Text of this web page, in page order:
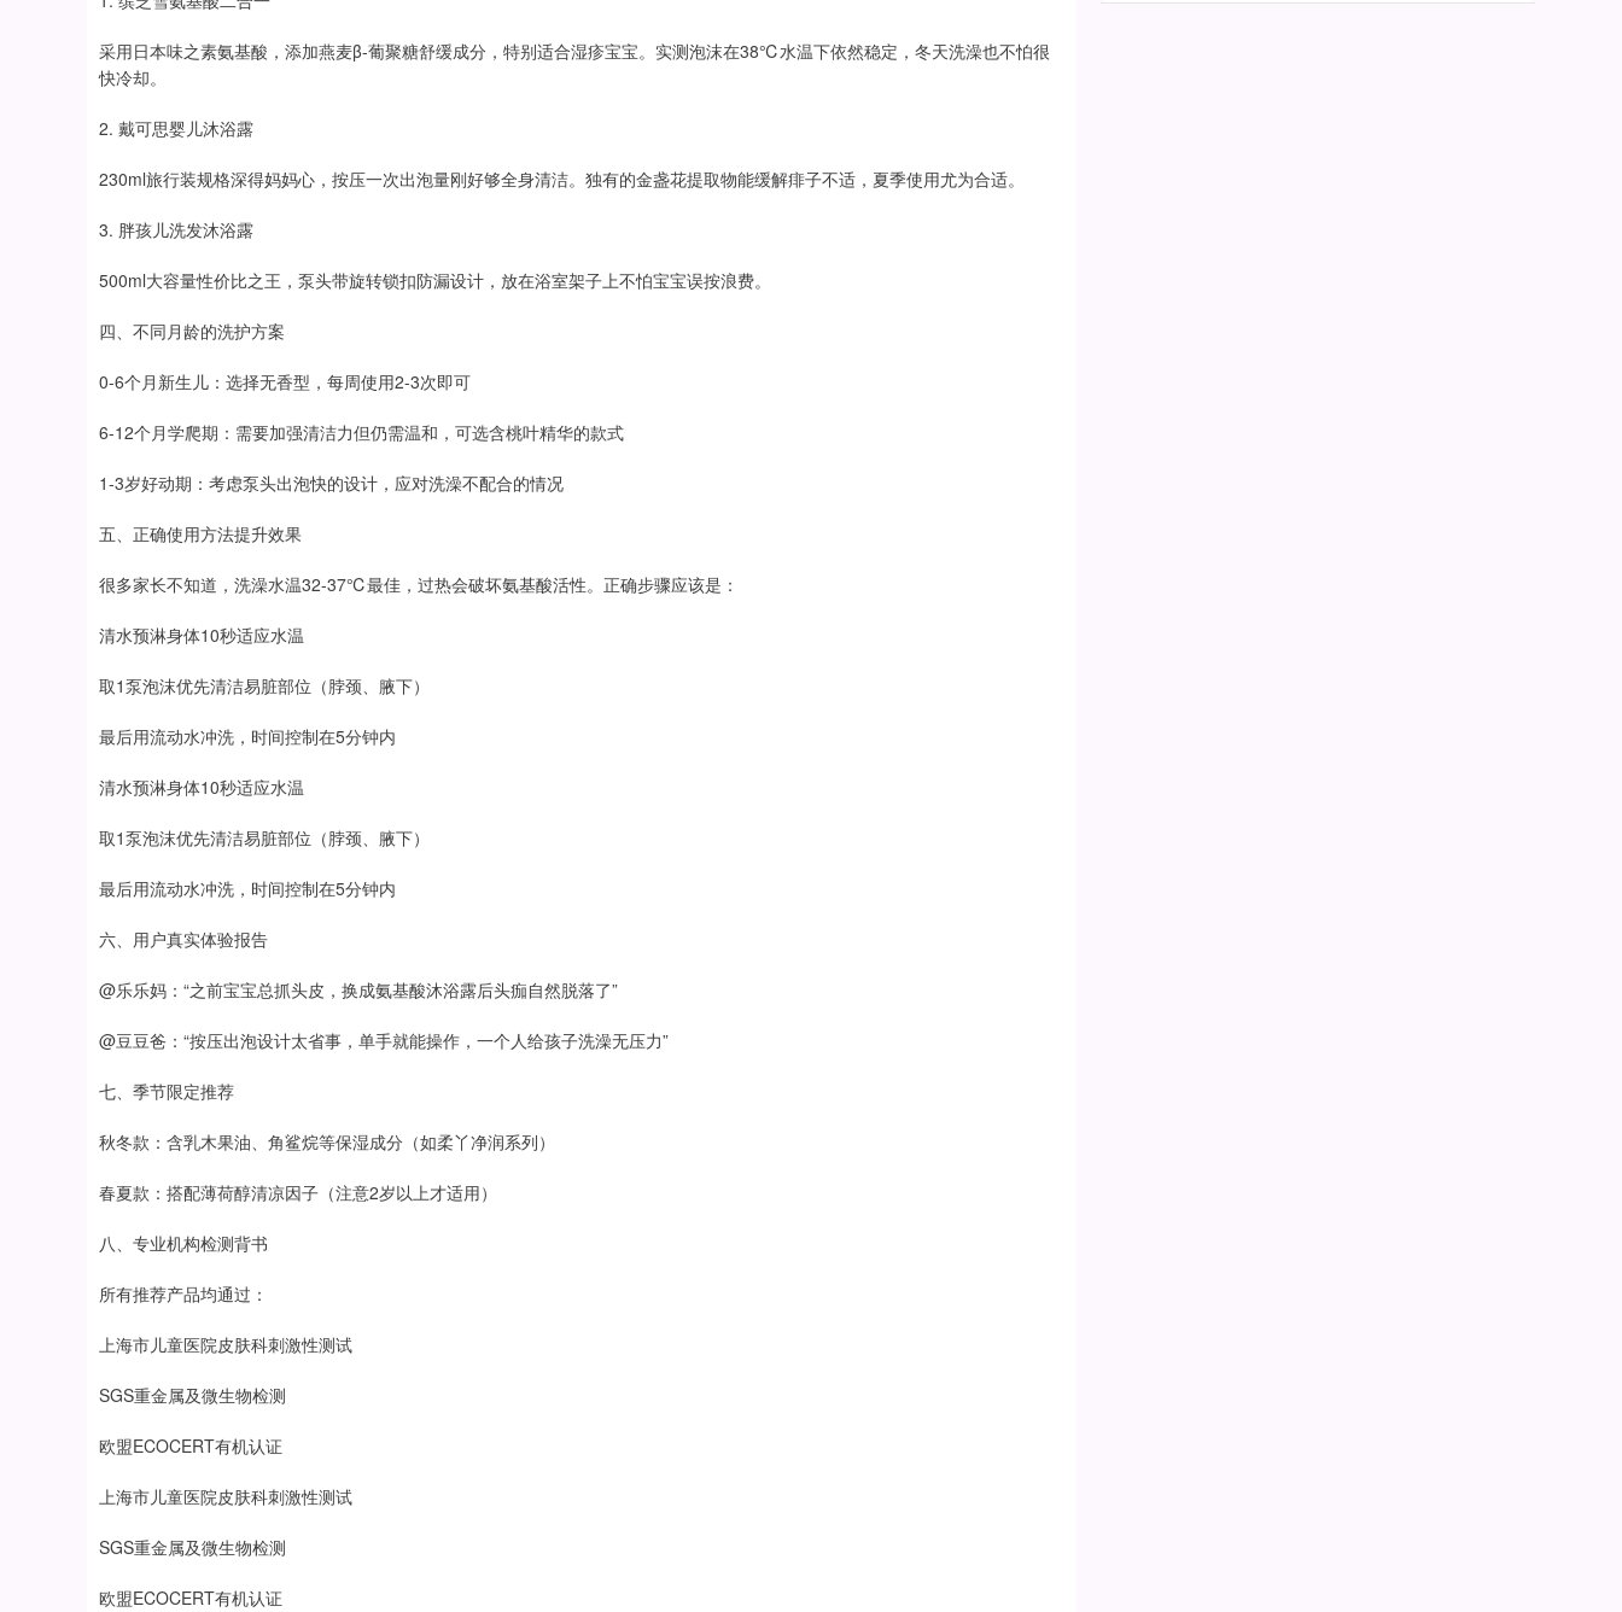
采用日本味之素氨基酸，添加燕麦β-葡聚糖舒缓成分，特别适合湿疹宝宝。实测泡沫在38℃水温下依然稳定，冬天洗澡也不怕很
快冷却。
2. 戴可思婴儿沐浴露
230ml旅行装规格深得妈妈心，按压一次出泡量刚好够全身清洁。独有的金盏花提取物能缓解痱子不适，夏季使用尤为合适。
3. 胖孩儿洗发沐浴露
500ml大容量性价比之王，泵头带旋转锁扣防漏设计，放在浴室架子上不怕宝宝误按浪费。
四、不同月龄的洗护方案
0-6个月新生儿：选择无香型，每周使用2-3次即可
6-12个月学爬期：需要加强清洁力但仍需温和，可选含桃叶精华的款式
1-3岁好动期：考虑泵头出泡快的设计，应对洗澡不配合的情况
五、正确使用方法提升效果
很多家长不知道，洗澡水温32-37℃最佳，过热会破坏氨基酸活性。正确步骤应该是：
清水预淋身体10秒适应水温
取1泵泡沫优先清洁易脏部位（脖颈、腋下）
最后用流动水冲洗，时间控制在5分钟内
清水预淋身体10秒适应水温
取1泵泡沫优先清洁易脏部位（脖颈、腋下）
最后用流动水冲洗，时间控制在5分钟内
六、用户真实体验报告
@乐乐妈：“之前宝宝总抓头皮，换成氨基酸沐浴露后头痂自然脱落了”
@豆豆爸：“按压出泡设计太省事，单手就能操作，一个人给孩子洗澡无压力”
七、季节限定推荐
秋冬款：含乳木果油、角鲨烷等保湿成分（如柔丫净润系列）
春夏款：搭配薄荷醇清凉因子（注意2岁以上才适用）
八、专业机构检测背书
所有推荐产品均通过：
上海市儿童医院皮肤科刺激性测试
SGS重金属及微生物检测
欧盟ECOCERT有机认证
上海市儿童医院皮肤科刺激性测试
SGS重金属及微生物检测
欧盟ECOCERT有机认证